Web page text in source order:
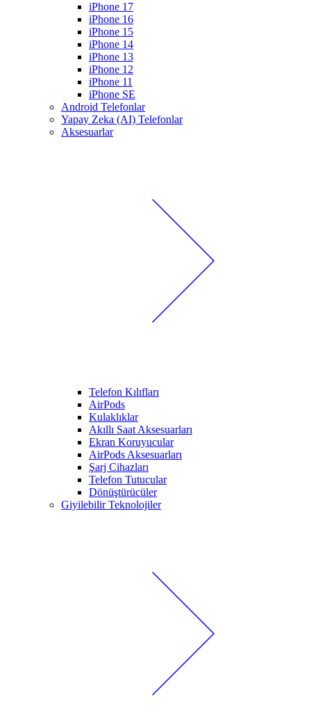
iPhone 17
iPhone 16
iPhone 15
iPhone 14
iPhone 13
iPhone 12
iPhone 11
iPhone SE
Android Telefonlar
Yapay Zeka (AI) Telefonlar
Aksesuarlar
Telefon Kılıfları
AirPods
Kulaklıklar
Akıllı Saat Aksesuarları
Ekran Koruyucular
AirPods Aksesuarları
Şarj Cihazları
Telefon Tutucular
Dönüştürücüler
Giyilebilir Teknolojiler